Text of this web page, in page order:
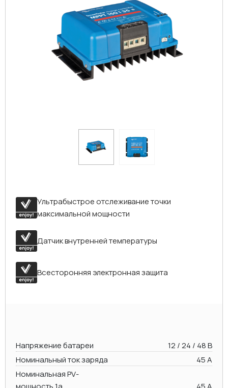
Ультрабыстрое отслеживание точки
максимальной мощности
Датчик внутренней температуры
Всесторонняя электронная защита
Напряжение батареи
12 / 24 / 48 В
Номинальный ток заряда
45 А
Номинальная PV-